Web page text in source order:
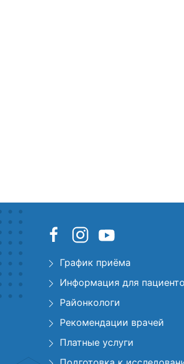
График приёма
Информация для
Районкологи
Рекомендации врачей
Платные услуги